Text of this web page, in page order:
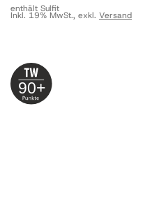
Inkl. 19% MwSt., exkl. Versand
enthält Sulfit
90+